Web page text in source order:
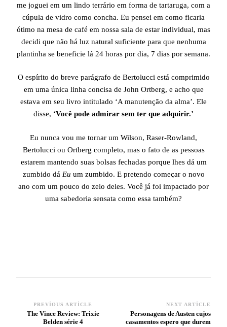
me joguei em um lindo terrário em forma de tartaruga, com a
cúpula de vidro como concha. Eu pensei em como ficaria
ótimo na mesa de café em nossa sala de estar individual, mas
decidi que não há luz natural suficiente para que nenhuma
plantinha se beneficie lá 24 horas por dia, 7 dias por semana.
O espírito do breve parágrafo de Bertolucci está comprimido
em uma única linha concisa de John Ortberg, e acho que
estava em seu livro intitulado ‘A manutenção da alma’. Ele
disse, ‘Você pode admirar sem ter que adquirir.’
Eu nunca vou me tornar um Wilson, Raser-Rowland,
Bertolucci ou Ortberg completo, mas o fato de as pessoas
estarem mantendo suas bolsas fechadas porque lhes dá um
zumbido dá Eu um zumbido. E pretendo começar o novo
ano com um pouco do zelo deles. Você já foi impactado por
uma sabedoria sensata como essa também?
PostPREVIOUS ARTICLE
The Vince Review: Trixie
Belden série 4
NEXT ARTICLE
Personagens de Austen cujos
casamentos espero que durem